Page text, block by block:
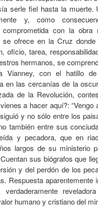
serle fiel hasta la muerte.
y, como
comprometida con la
ofrece en la Cruz donde
oficio, tarea,
hermanos, se
Vianney, con el hatillo
en las cercanías de la
de la Revolución,
a hacer aquí?:
y no sólo entre los
también entre sus
y pecadora, que en
largos de su ministerio
sus biógrafos que
y del perdón de los
Respuesta aparentemente
humano y cristiano del